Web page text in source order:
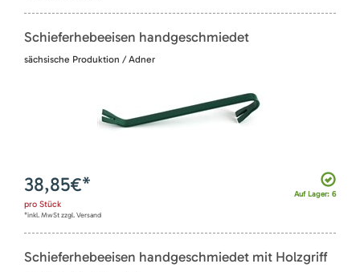
Schieferhebeeisen handgeschmiedet
sächsische Produktion / Adner
Auf Lager: 6
38,85€*
pro Stück
*inkl. MwSt zzgl. Versand
Schieferhebeeisen handgeschmiedet mit Holzgriff